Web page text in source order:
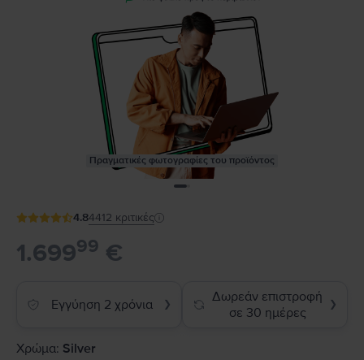
Πραγματικές φωτογραφίες του προϊόντος
4.84412 κριτικές
1.69999 €
Εγγύηση 2 χρόνια ❯
Δωρεάν επιστροφή
σε 30 ημέρες
❯
Χρώμα: Silver